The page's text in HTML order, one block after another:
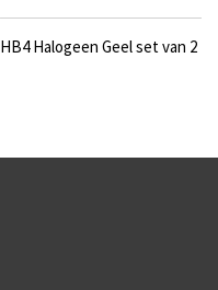
HB4 Halogeen Geel set van 2